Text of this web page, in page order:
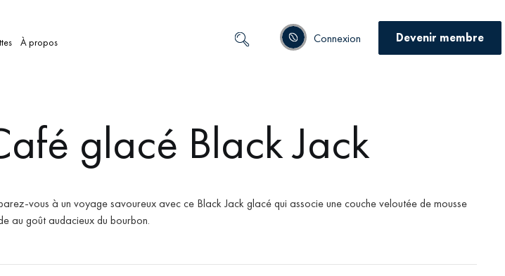
À propos Connexion Devenir membre
glacé Black Jack
vous à un voyage savoureux avec ce Black Jack glacé qui associe une couche veloutée de mousse
au goût audacieux du bourbon.